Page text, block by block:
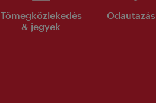
Tömegközlekedés
& jegyek
Odautazás